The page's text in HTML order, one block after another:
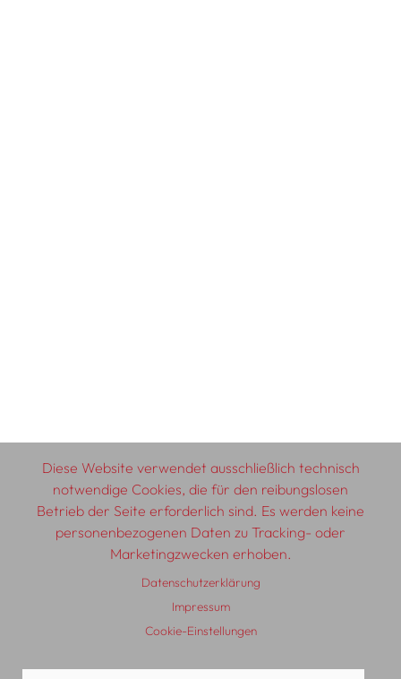
Diese Website verwendet ausschließlich technisch
notwendige Cookies, die für den reibungslosen
Betrieb der Seite erforderlich sind. Es werden keine
personenbezogenen Daten zu Tracking- oder
Marketingzwecken erhoben.
Datenschutzerklärung
Impressum
Cookie-Einstellungen